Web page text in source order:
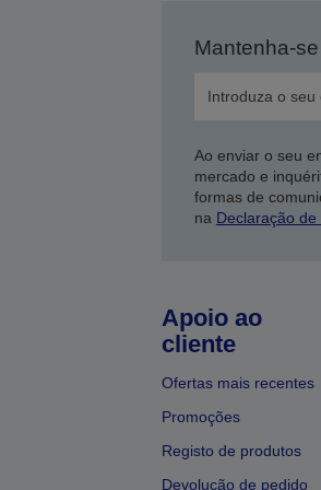
Mantenha-
Ao enviar o seu
mercado e
formas de
na Declaração
Apoio ao
cliente
Ofertas mais recentes
Promoções
Registo de produtos
Devolução de pedido